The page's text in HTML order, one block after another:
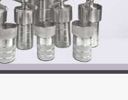
模块厂家
烘干器